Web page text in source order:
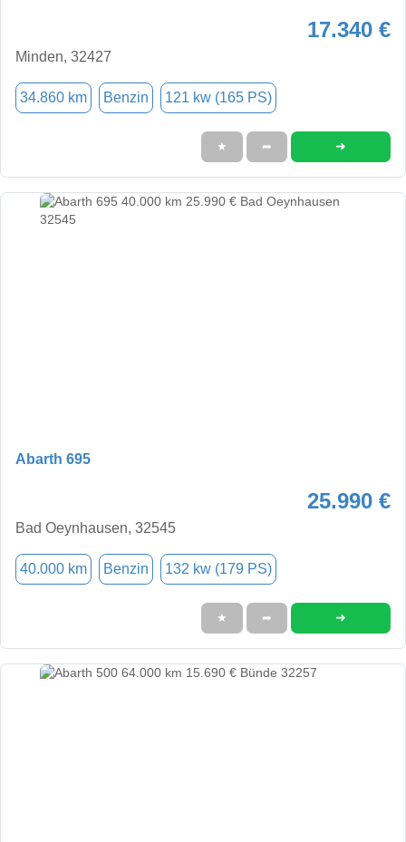
17.340 €
Minden, 32427
34.860 km Benzin 121 kw (165 PS)
★ ➦ ➜
Abarth 695
25.990 €
Bad Oeynhausen, 32545
40.000 km Benzin 132 kw (179 PS)
★ ➦ ➜